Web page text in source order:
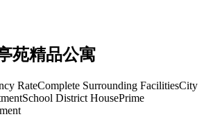
苑精品公寓
RateComplete Surrounding FacilitiesCity
School District HousePrime